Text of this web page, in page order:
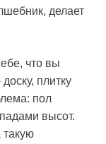
делает
что вы
плитку
пол
высот.
такую